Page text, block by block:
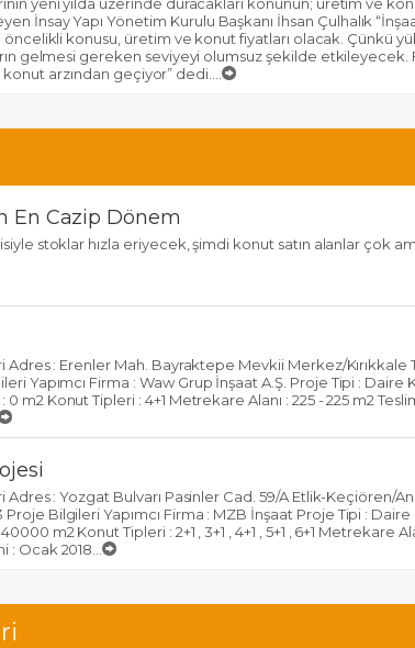
İnsay Yapı Yönetim Kurulu Başkanı İhsan Çulhalık
öncelikli konusu, üretim ve konut fiyatları olacak. Çünkü
gelmesi gereken seviyeyi olumsuz şekilde etkileyecek.
arzından geçiyor” dedi....
En Cazip Dönem
stoklar hızla eriyecek, şimdi konut satın alanlar çok
Adres : Erenler Mah. Bayraktepe Mevkii Merkez/Kırıkkale
Yapımcı Firma : Waw Grup İnşaat A.Ş. Proje Tipi : Daire
0 m2 Konut Tipleri : 4+1 Metrekare Alanı : 225 - 225 m2
Adres : Yozgat Bulvarı Pasinler Cad. 59/A Etlik-Keçiören/
Proje Bilgileri Yapımcı Firma : MZB İnşaat Proje Tipi : Daire
40000 m2 Konut Tipleri : 2+1 , 3+1 , 4+1 , 5+1 , 6+1 Metrekare
: Ocak 2018...